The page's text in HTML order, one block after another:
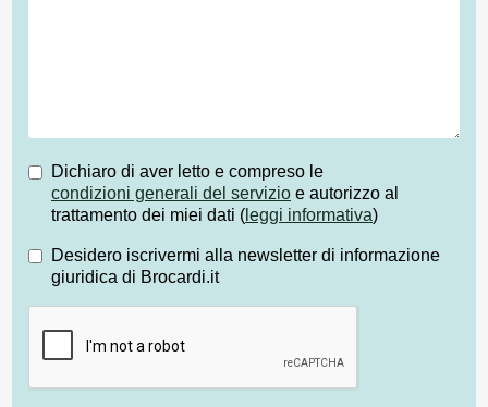
Dichiaro di aver letto e compreso le
condizioni generali del servizio e autorizzo al
trattamento dei miei dati ( leggi informativa)
Desidero iscrivermi alla newsletter di informazione
giuridica di Brocardi.it